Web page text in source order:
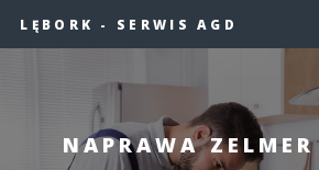
LĘBORK - SERWIS AGD
NAPRAWA ZELMER